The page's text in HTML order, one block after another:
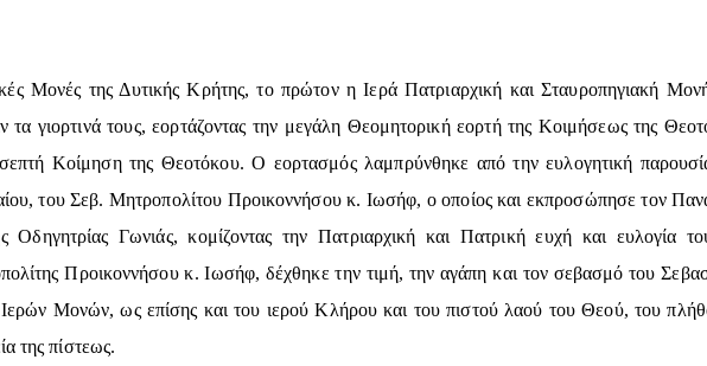
Μονές της Δυτικής Κρήτης, το πρώτον η Ιερά Πατριαρχική και Σταυροπηγιακή
τα γιορτινά τους, εορτάζοντας την μεγάλη Θεομητορική εορτή της Κοιμήσεως της
σεπτή Κοίμηση της Θεοτόκου. Ο εορτασμός λαμπρύνθηκε από την ευλογητική
του Σεβ. Μητροπολίτου Προικοννήσου κ. Ιωσήφ, ο οποίος και εκπροσώπησε τον
Οδηγητρίας Γωνιάς, κομίζοντας την Πατριαρχική και Πατρική ευχή και
Προικοννήσου κ. Ιωσήφ, δέχθηκε την τιμή, την αγάπη και τον σεβασμό του
Μονών, ως επίσης και του ιερού Κλήρου και του πιστού λαού του Θεού, του
της πίστεως.